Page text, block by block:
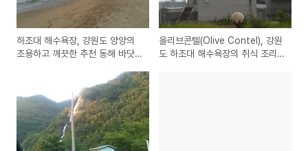
하조대 해수욕장, 강원도 양양의
조용하고 깨끗한 추천 동해 바닷
올리브콘텔(Olive Contel), 강원
도 하조대 해수욕장의 취식 조리